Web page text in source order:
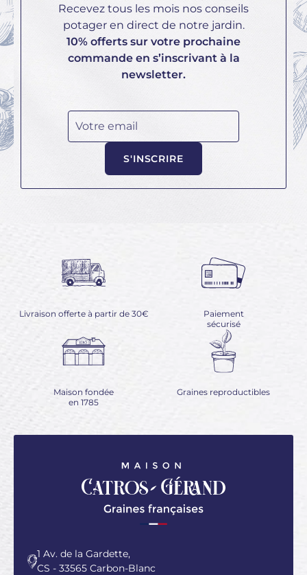
Recevez tous les mois nos conseils
potager en direct de notre jardin.
10% offerts sur votre prochaine
commande en s’inscrivant à la
newsletter.
Votre email
S'INSCRIRE
Livraison offerte à partir de 30€
Paiement
sécurisé
Maison fondée
en 1785
Graines reproductibles
1 Av. de la Gardette,
CS - 33565 Carbon-Blanc